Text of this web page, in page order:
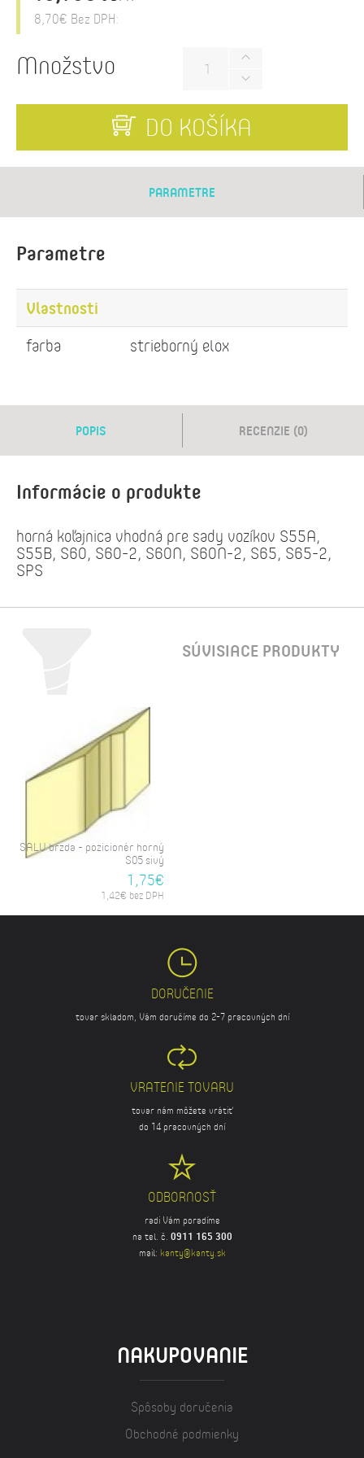
8,70€ Bez DPH:
Množstvo
DO KOŠÍKA
PARAMETRE
Parametre
Vlastnosti
farba
strieborný elox
POPIS RECENZIE (0)
Informácie o produkte
horná koľajnica vhodná pre sady vozíkov S55A,
S55B, S60, S60-2, S60N, S60N-2, S65, S65-2,
SPS
SÚVISIACE PRODUKTY
SALU brzda - pozicionér horný
S05 sivý
1,75€
1,42€ bez DPH
DORUČENIE
tovar skladom, Vám doručíme do 2-7 pracovných dní
VRATENIE TOVARU
tovar nám môžete vrátiť
do 14 pracovných dní
ODBORNOSŤ
radi Vám poradíme
na tel. č. 0911 165 300
mail: kanty@kanty.sk
NAKUPOVANIE
Spôsoby doručenia
Obchodné podmienky